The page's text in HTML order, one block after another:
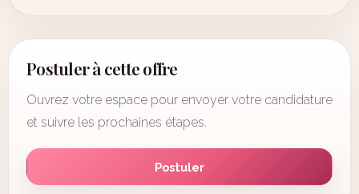
Postuler à cette offre
Ouvrez votre espace pour envoyer votre candidature
et suivre les prochaines étapes.
Postuler